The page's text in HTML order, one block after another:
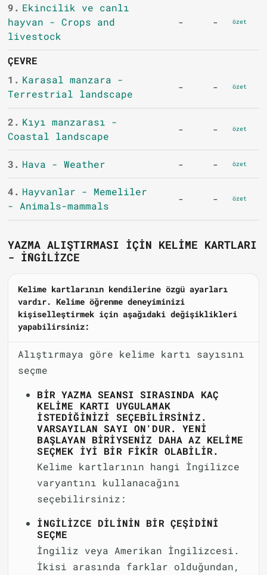
9. Ekincilik ve canlı
hayvan - Crops and
livestock
- - özet
ÇEVRE
1. Karasal manzara -
Terrestrial landscape
- - özet
2. Kıyı manzarası -
Coastal landscape
- - özet
3. Hava - Weather - - özet
4. Hayvanlar - Memeliler
- Animals-mammals
- - özet
YAZMA ALIŞTIRMASI IÇIN KELIME KARTLARI
- İNGILIZCE
Kelime kartlarının kendilerine özgü ayarları
vardır. Kelime öğrenme deneyiminizi
kişiselleştirmek için aşağıdaki değişiklikleri
yapabilirsiniz:
Alıştırmaya göre kelime kartı sayısını
seçme
BIR YAZMA SEANSI SIRASINDA KAÇ
KELIME KARTI UYGULAMAK
ISTEDIĞINIZI SEÇEBILIRSINIZ.
VARSAYILAN SAYI ON'DUR. YENI
BAŞLAYAN BIRIYSENIZ DAHA AZ KELIME
SEÇMEK IYI BIR FIKIR OLABILIR.
Kelime kartlarının hangi İngilizce
varyantını kullanacağını
seçebilirsiniz:
İNGILIZCE DILININ BIR ÇEŞIDINI
SEÇME
İngiliz veya Amerikan İngilizcesi.
İkisi arasında farklar olduğundan,